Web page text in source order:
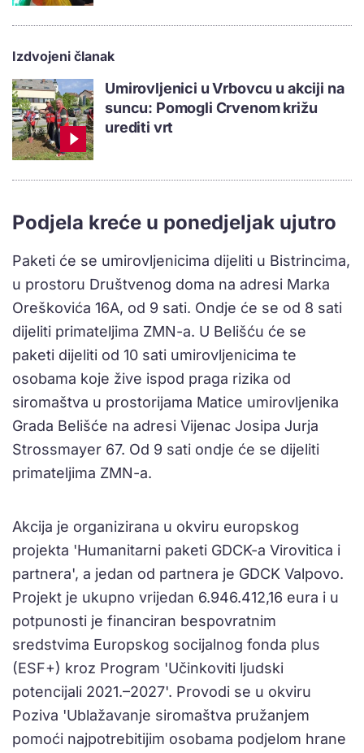
Izdvojeni članak
Umirovljenici u Vrbovcu u akciji na
suncu: Pomogli Crvenom križu
urediti vrt
Podjela kreće u ponedjeljak ujutro
Paketi će se umirovljenicima dijeliti u Bistrincima,
u prostoru Društvenog doma na adresi Marka
Oreškovića 16A, od 9 sati. Ondje će se od 8 sati
dijeliti primateljima ZMN-a. U Belišću će se
paketi dijeliti od 10 sati umirovljenicima te
osobama koje žive ispod praga rizika od
siromaštva u prostorijama Matice umirovljenika
Grada Belišće na adresi Vijenac Josipa Jurja
Strossmayer 67. Od 9 sati ondje će se dijeliti
primateljima ZMN-a.
Akcija je organizirana u okviru europskog
projekta 'Humanitarni paketi GDCK-a Virovitica i
partnera', a jedan od partnera je GDCK Valpovo.
Projekt je ukupno vrijedan 6.946.412,16 eura i u
potpunosti je financiran bespovratnim
sredstvima Europskog socijalnog fonda plus
(ESF+) kroz Program 'Učinkoviti ljudski
potencijali 2021.–2027'. Provodi se u okviru
Poziva 'Ublažavanje siromaštva pružanjem
pomoći najpotrebitijim osobama podjelom hrane